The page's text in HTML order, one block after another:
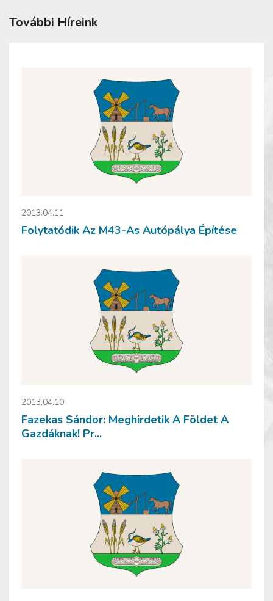
További Híreink
2013.04.11
Folytatódik Az M43-As Autópálya Építése
2013.04.10
Fazekas Sándor: Meghirdetik A Földet A
Gazdáknak! Pr...